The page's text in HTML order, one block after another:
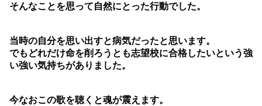
そんなことを思って自然にとった行動でした。
当時の自分を思い出すと病気だったと思います。
でもどれだけ命を削ろうとも志望校に合格したいという強
い強い気持ちがありました。
今なおこの歌を聴くと魂が震えます。